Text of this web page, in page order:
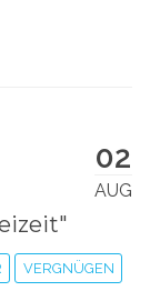
02
AUG
VERGNÜGEN